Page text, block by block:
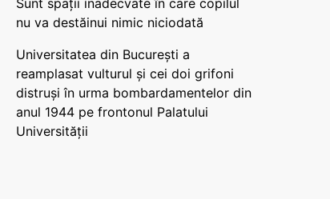
Sunt spații inadecvate în care copilul
nu va destăinui nimic niciodată
Universitatea din București a
reamplasat vulturul și cei doi grifoni
distruși în urma bombardamentelor din
anul 1944 pe frontonul Palatului
Universității